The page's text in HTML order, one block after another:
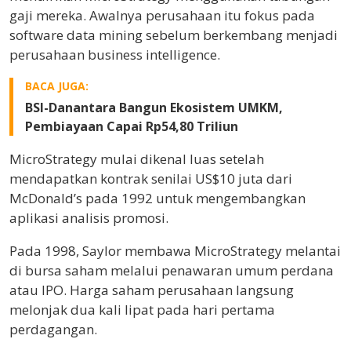
gaji mereka. Awalnya perusahaan itu fokus pada
software data mining sebelum berkembang menjadi
perusahaan business intelligence.
BACA JUGA:
BSI-Danantara Bangun Ekosistem UMKM,
Pembiayaan Capai Rp54,80 Triliun
MicroStrategy mulai dikenal luas setelah
mendapatkan kontrak senilai US$10 juta dari
McDonald’s pada 1992 untuk mengembangkan
aplikasi analisis promosi.
Pada 1998, Saylor membawa MicroStrategy melantai
di bursa saham melalui penawaran umum perdana
atau IPO. Harga saham perusahaan langsung
melonjak dua kali lipat pada hari pertama
perdagangan.